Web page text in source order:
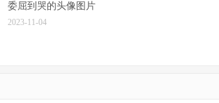
委屈到哭的头像图片
2023-11-04